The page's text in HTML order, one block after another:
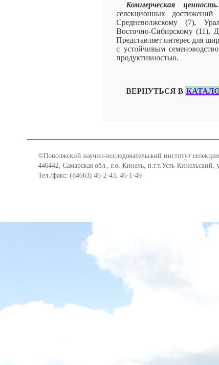
Коммерческая ценность.
селекционных
Средневолжскому (7),
Восточно-Сибирскому (11),
Представляет интерес для
с устойчивым
продуктивностью.
ВЕРНУТЬСЯ В
©Поволжский научно-исследовательский институт
446442, Самарская обл., г.о. Кинель, п.г.т.Усть-Кинельский,
Тел./факс: (84663) 46-2-43, 46-1-49